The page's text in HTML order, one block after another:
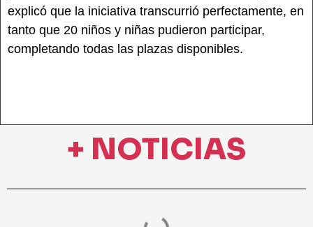
explicó que la iniciativa transcurrió perfectamente, en
tanto que 20 niños y niñas pudieron participar,
completando todas las plazas disponibles.
+ NOTICIAS